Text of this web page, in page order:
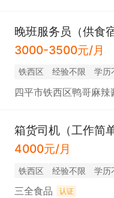
晚班服务员（供食
3000-3500元/月
铁西区 经验不限 学历
四平市铁西区鸭哥麻辣
箱货司机（工作简
4000元/月
铁西区 经验不限 学历
三全食品 认证